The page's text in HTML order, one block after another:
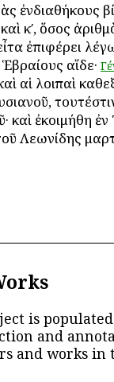
ἐνδιαθήκους
κʹ, ὅσος
ἐπιφέρει
Ἑβραίους αἵδε·
αἱ λοιπαὶ
καὶ ἐκοιμήθη
Λεωνίδης
is
and
and works in